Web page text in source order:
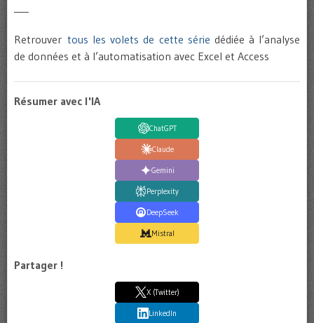
Retrouvertous les volets de cette série dédiée à l’analyse
de données et à l’automatisation avec Excel et Access
Résumer avec l'IA
ChatGPT
Claude
Gemini
Perplexity
DeepSeek
Mistral
Partager !
X (Twitter)
LinkedIn